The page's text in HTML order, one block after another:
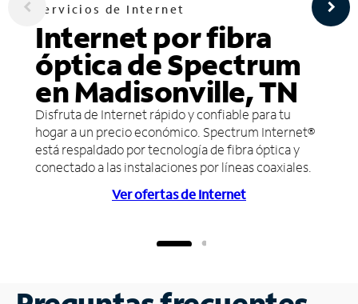
Servicios de Internet
Internet por fibra
óptica de Spectrum
en Madisonville, TN
Disfruta de Internet rápido y confiable para tu
hogar a un precio económico. Spectrum Internet®
está respaldado por tecnología de fibra óptica y
conectado a las instalaciones por líneas coaxiales.
Ver ofertas de Internet